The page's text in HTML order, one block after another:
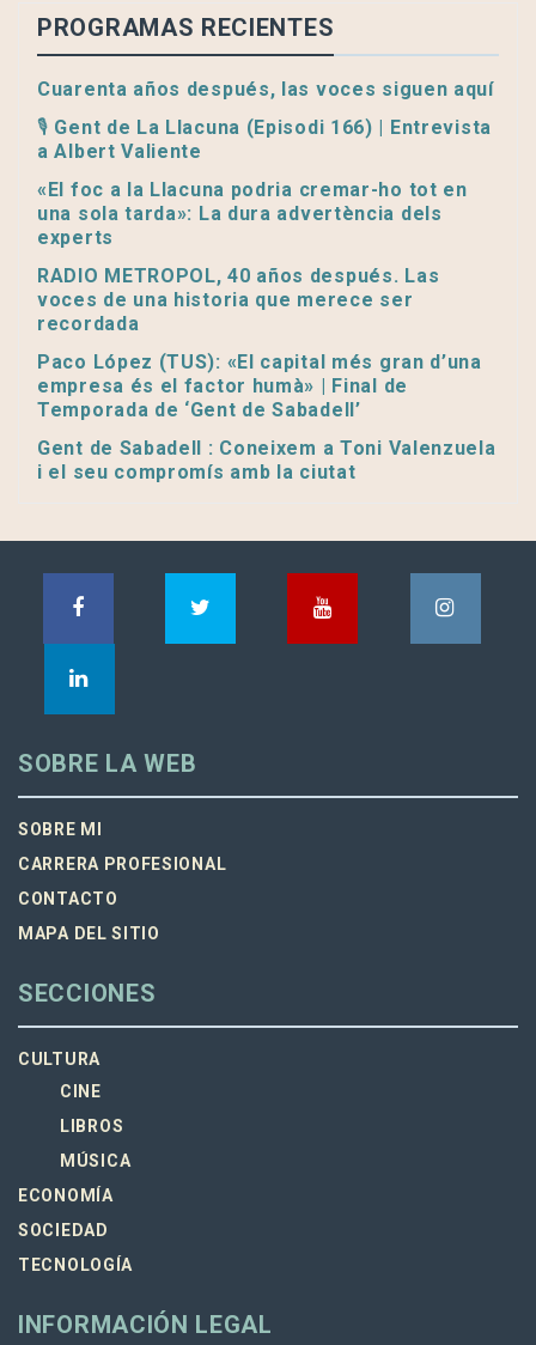
PROGRAMAS RECIENTES
Cuarenta años después, las voces siguen aquí
🎙️ Gent de La Llacuna (Episodi 166) | Entrevista
a Albert Valiente
«El foc a la Llacuna podria cremar-ho tot en
una sola tarda»: La dura advertència dels
experts
RADIO METROPOL, 40 años después. Las
voces de una historia que merece ser
recordada
Paco López (TUS): «El capital més gran d’una
empresa és el factor humà» | Final de
Temporada de ‘Gent de Sabadell’
Gent de Sabadell : Coneixem a Toni Valenzuela
i el seu compromís amb la ciutat
SOBRE LA WEB
SOBRE MI
CARRERA PROFESIONAL
CONTACTO
MAPA DEL SITIO
SECCIONES
CULTURA
CINE
LIBROS
MÚSICA
ECONOMÍA
SOCIEDAD
TECNOLOGÍA
INFORMACIÓN LEGAL